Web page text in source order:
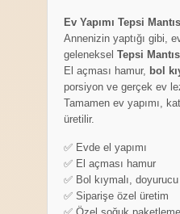
Ev Yapımı Tepsi
Annenizin yaptığı gibi,
geleneksel Tepsi
El açması hamur, bol
porsiyon ve gerçek ev
Tamamen ev yapımı,
üretilir.
✅ Evde el yapımı
✅ El açması hamur
✅ Bol kıymalı, doyurucu
✅ Siparişe özel üretim